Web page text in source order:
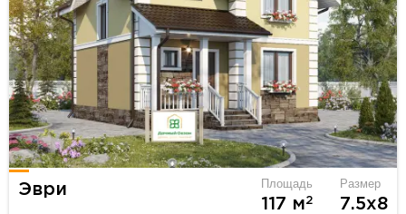
Эври Площадь
117 м2
Размер
7.5х8